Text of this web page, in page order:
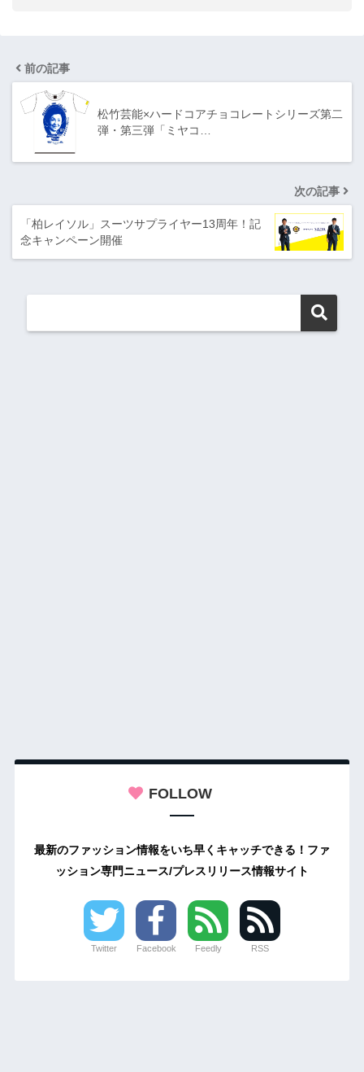
前の記事
松竹芸能×ハードコアチョコレートシリーズ第二
弾・第三弾「ミヤコ…
次の記事
「柏レイソル」スーツサプライヤー13周年！記
念キャンペーン開催
FOLLOW
最新のファッション情報をいち早くキャッチできる！ファ
ッション専門ニュース/プレスリリース情報サイト
Twitter Facebook Feedly RSS